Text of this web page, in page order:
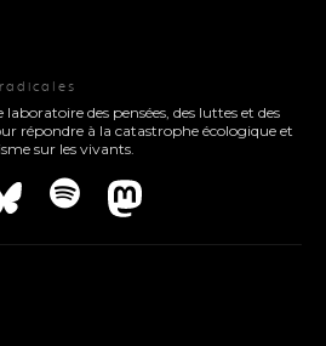
laboratoire des pensées, des luttes et des
répondre à la catastrophe écologique et
sur les vivants.